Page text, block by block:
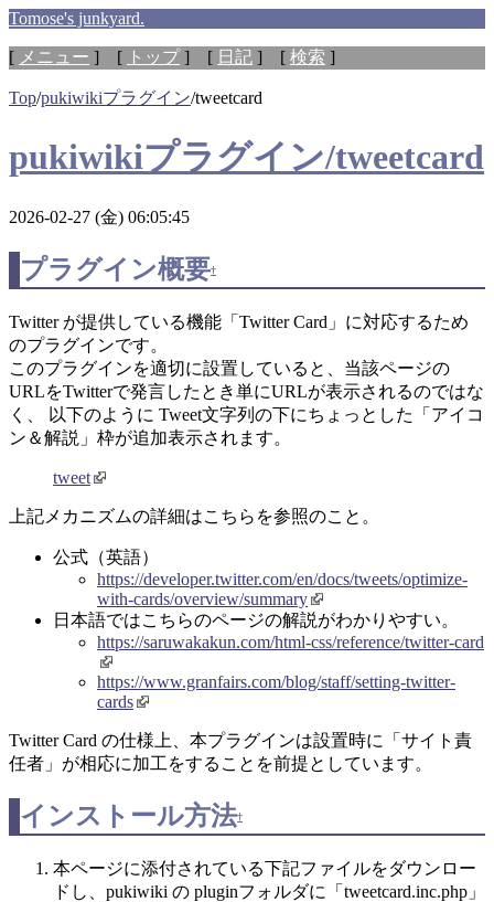
Tomose's junkyard.
[ メニュー ] [ トップ] [ 日記 ] [ 検索 ]
Top/pukiwikiプラグイン/tweetcard
pukiwikiプラグイン/tweetcard
2026-02-27 (金) 06:05:45
プラグイン概要†
Twitter が提供している機能「Twitter Card」に対応するため
のプラグインです。
このプラグインを適切に設置していると、当該ページの
URLをTwitterで発言したとき単にURLが表示されるのではな
く、 以下のように Tweet文字列の下にちょっとした「アイコ
ン＆解説」枠が追加表示されます。
tweet
上記メカニズムの詳細はこちらを参照のこと。
公式（英語）
https://developer.twitter.com/en/docs/tweets/optimize-
with-cards/overview/summary
日本語ではこちらのページの解説がわかりやすい。
https://saruwakakun.com/html-css/reference/twitter-card
https://www.granfairs.com/blog/staff/setting-twitter-
cards
Twitter Card の仕様上、本プラグインは設置時に「サイト責
任者」が相応に加工をすることを前提としています。
インストール方法†
本ページに添付されている下記ファイルをダウンロー
ドし、pukiwiki の pluginフォルダに「tweetcard.inc.php」